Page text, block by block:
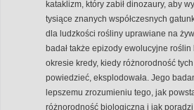
kataklizm, który zabił dinozaury, aby
tysiące znanych współczesnych
dla ludzkości rośliny uprawiane na
badał także epizody ewolucyjne roślin
okresie kredy, kiedy różnorodność
powiedzieć, eksplodowała. Jego
lepszemu zrozumieniu tego, jak
różnorodność biologiczna i jak poradzi